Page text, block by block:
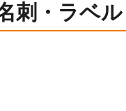
刺・ラベ